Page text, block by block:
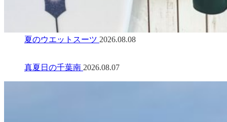
夏のウエットスーツ 2026.08.08
真夏日の千葉南 2026.08.07